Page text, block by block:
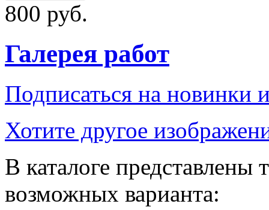
800 руб.
Галерея работ
Подписаться на новинки
Хотите другое
В каталоге представлены
возможных варианта: